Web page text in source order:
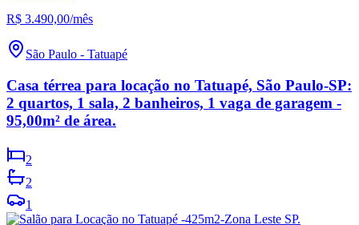
R$ 3.490,00/mês
São Paulo - Tatuapé
Casa térrea para locação no Tatuapé, São Paulo-SP:
2 quartos, 1 sala, 2 banheiros, 1 vaga de garagem -
95,00m² de área.
2
2
1